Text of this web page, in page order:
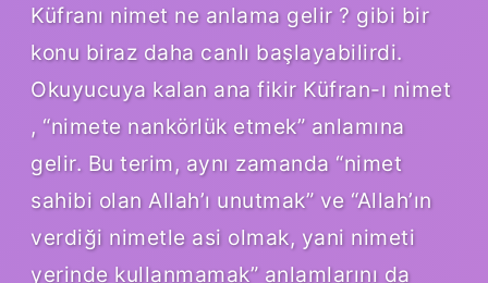
Küfranı nimet ne anlama gelir ? gibi bir
konu biraz daha canlı başlayabilirdi.
Okuyucuya kalan ana fikir Küfran-ı nimet
, “nimete nankörlük etmek” anlamına
gelir. Bu terim, aynı zamanda “nimet
sahibi olan Allah’ı unutmak” ve “Allah’ın
verdiği nimetle asi olmak, yani nimeti
yerinde kullanmamak” anlamlarını da